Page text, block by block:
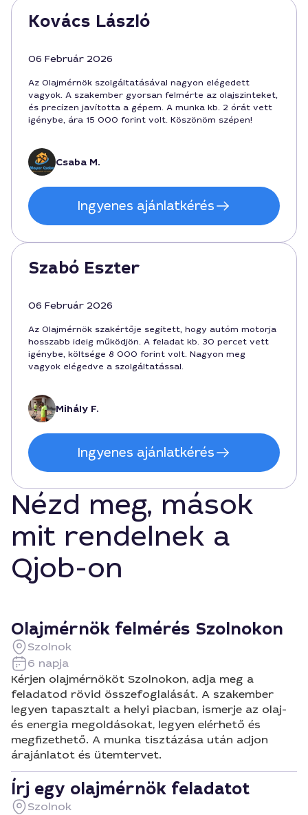
Kovács László
06 Február 2026
Az Olajmérnök szolgáltatásával nagyon elégedett
vagyok. A szakember gyorsan felmérte az olajszinteket,
és precízen javította a gépem. A munka kb. 2 órát vett
igénybe, ára 15 000 forint volt. Köszönöm szépen!
Csaba M.
Ingyenes ajánlatkérés
Szabó Eszter
06 Február 2026
Az Olajmérnök szakértője segített, hogy autóm motorja
hosszabb ideig működjön. A feladat kb. 30 percet vett
igénybe, költsége 8 000 forint volt. Nagyon meg
vagyok elégedve a szolgáltatással.
Mihály F.
Ingyenes ajánlatkérés
Nézd meg, mások
mit rendelnek a
Qjob-on
Olajmérnök felmérés Szolnokon
Szolnok
6 napja
Kérjen olajmérnököt Szolnokon, adja meg a
feladatod rövid összefoglalását. A szakember
legyen tapasztalt a helyi piacban, ismerje az olaj-
és energia megoldásokat, legyen elérhető és
megfizethető. A munka tisztázása után adjon
árajánlatot és ütemtervet.
Írj egy olajmérnök feladatot
Szolnok